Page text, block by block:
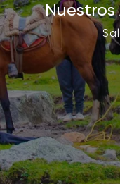
Nuestros